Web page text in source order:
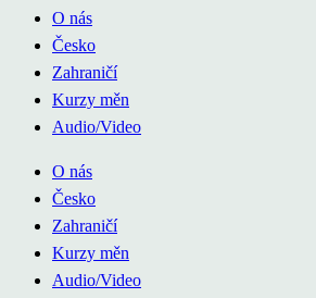
O nás
Česko
Zahraničí
Kurzy měn
Audio/Video
O nás
Česko
Zahraničí
Kurzy měn
Audio/Video